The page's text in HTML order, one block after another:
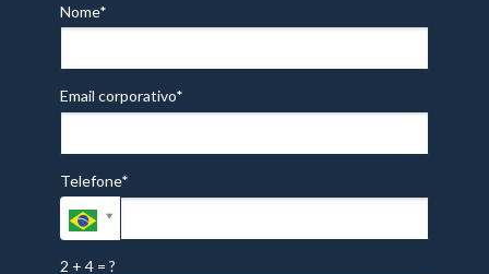
Nome*
Email corporativo*
Telefone*
2 + 4 = ?